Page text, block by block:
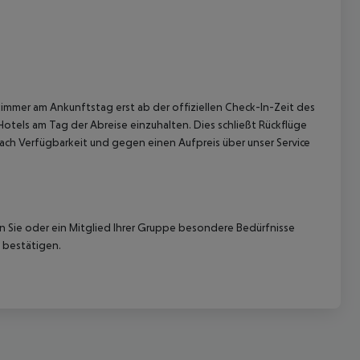
am Ankunftstag erst ab der offiziellen Check-In-Zeit des
am Tag der Abreise einzuhalten. Dies schließt Rückflüge
Verfügbarkeit und gegen einen Aufpreis über unser Service
oder ein Mitglied Ihrer Gruppe besondere Bedürfnisse
bestätigen.
akzeptieren